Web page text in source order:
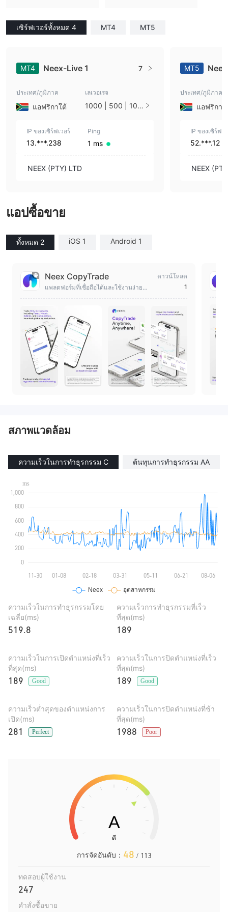
เซิร์ฟเวอร์ทั้งหมด 4 MT4 MT5
MT4 Neex-Live 1 7
ประเทศ/ภูมิภาค
แอฟริกาใต้
เลเวอเรจ
1000 | 500 | 100
IP ของเซิร์ฟเวอร์
13.***.238
Ping
1 ms
NEEX (PTY) LTD
MT5
ประเทศ/ภูมิภาค
แอฟริกาใ
IP ของเซิร์ฟเ
52.***.12
NEEX
แอปซื้อขาย
ทั้งหมด 2 iOS 1 Android 1
Neex CopyTrade
แพลตฟอร์มที่เชื่อถือได้และใช้งานง่ายสำห
ดาวน์โหลด
1
สภาพแวดล้อม
ความเร็วในการทำธุรกรรม C ต้นทุนการทำธุรกรรม AA
ความเร็วในการทำธุรกรรมโดย
เฉลี่ย(ms)
519.8
ความเร็วการทำธุรกรรมที่เร็ว
ที่สุด(ms)
189
ความเร็วในการเปิดตำแหน่งที่เร็ว
ที่สุด(ms)
189 Good
ความเร็วในการปิดตำแหน่งที่เร็ว
ที่สุด(ms)
189 Good
ความเร็วต่ำสุดของตำแหน่งการ
เปิด(ms)
281 Perfect
ความเร็วในการปิดตำแหน่งที่ช้า
ที่สุด(ms)
1988 Poor
การจัดอันดับ： 48 / 113
ทดสอบผู้ใช้งาน
247
คำสั่งซื้อขาย